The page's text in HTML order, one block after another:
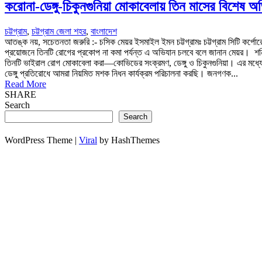
করোনা-ডেঙ্গু-চিকুনগুনিয়া মোকাবেলায় তিন মাসের বিশেষ
চট্টগ্রাম, চট্টগ্রাম জেলা শহর, বাংলাদেশ
আতঙ্ক নয়, সচেতনতা জরুরি :- চসিক মেয়র ইসমাইল ইমন চট্টগ্রামঃ চট্টগ্রাম সিটি
প্রয়োজনে তিনটি রোগের প্রকোপ না কমা পর্যন্ত এ অভিযান চলবে বলে জানান মেয়র।
তিনটি ভাইরাল রোগ মোকাবেলা করা—কোভিডের সংক্রমণ, ডেঙ্গু ও চিকুনগুনিয়া। এর
ডেঙ্গু প্রতিরোধে আমরা নিয়মিত মশক নিধন কার্যক্রম পরিচালনা করছি। জনগণক...
Read More
SHARE
Search
Search
WordPress Theme | Viral by HashThemes